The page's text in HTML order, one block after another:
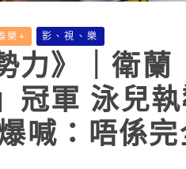
樂+ 影、視、樂
力》｜衛
冠軍 泳兒
喊：唔係